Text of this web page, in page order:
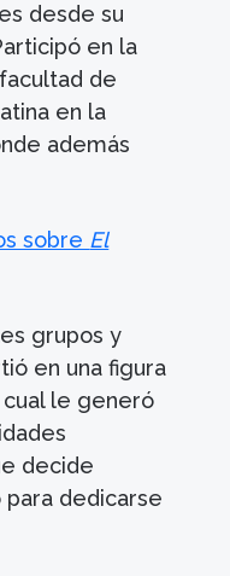
desde su
en la
de
en la
además
sobre El
grupos y
en una figura
le generó
decide
para dedicarse